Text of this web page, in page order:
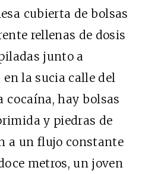
cubierta de bolsas
rellenas de dosis
junto a
la sucia calle del
cocaína, hay bolsas
y piedras de
a un flujo constante
metros, un joven